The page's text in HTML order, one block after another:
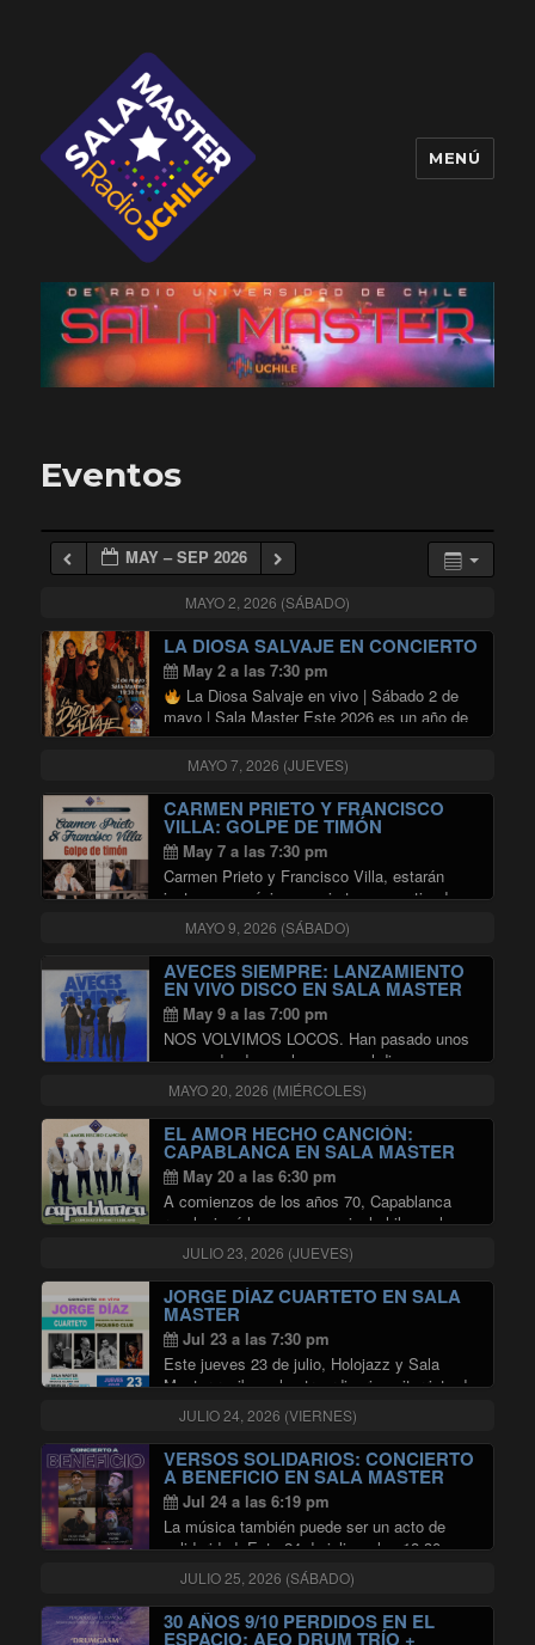
Sala Master
MENÚ
Eventos
MAY – SEP 2026
MAYO 2, 2026 (SÁBADO)
LA DIOSA SALVAJE EN CONCIERTO
May 2 a las 7:30 pm
La Diosa Salvaje en vivo | Sábado 2 de
mayo | Sala Master Este 2026 es un año de
hitos para La Diosa Salvaje. Luego de la
grabación de nuestro disco “El pez lloró” …
Continuar leyendo"LA DIOSA SALVAJE EN
MAYO 7, 2026 (JUEVES)
CARMEN PRIETO Y FRANCISCO
VILLA: GOLPE DE TIMÓN
May 7 a las 7:30 pm
Carmen Prieto y Francisco Villa, estarán
juntos en un único concierto compartiendo
tanto canciones del repertorio
latinoamericano, como las que cada uno
cultiva y desarrolla por separado. Son
amigos y colegas desde hace 35 años …
Continuar leyendo"CARMEN PRIETO Y
MAYO 9, 2026 (SÁBADO)
AVECES SIEMPRE: LANZAMIENTO
EN VIVO DISCO EN SALA MASTER
May 9 a las 7:00 pm
NOS VOLVIMOS LOCOS. Han pasado unos
meses desde que lanzamos el disco y
queremos llevarlo a donde al escenario. ¿Y
qué mejor lugar que la Sala Master para eso?
Vamos a tocar el disco en …
Continuar leyendo"AVECES SIEMPRE:
MAYO 20, 2026 (MIÉRCOLES)
EL AMOR HECHO CANCIÓN:
CAPABLANCA EN SALA MASTER
May 20 a las 6:30 pm
A comienzos de los años 70, Capablanca
revolucionó la escena musical chilena al
convertirse en uno de los principales
exponentes de la balada romántica.
Liderados por Carlos Baeza, el grupo alcanzó
gran éxito con temas …Continuar leyendo"EL
JULIO 23, 2026 (JUEVES)
JORGE DÍAZ CUARTETO EN SALA
MASTER
Jul 23 a las 7:30 pm
Este jueves 23 de julio, Holojazz y Sala
Master reciben al extraordinario guitarrista de
jazz Jorge Díaz y al baterista Jimmy
Zambrano, quienes junto a Hugo Rojas en
bajo y a Edgardo Campos en piano, …
Continuar leyendo"JORGE DÍAZ CUARTETO EN
JULIO 24, 2026 (VIERNES)
VERSOS SOLIDARIOS: CONCIERTO
A BENEFICIO EN SALA MASTER
Jul 24 a las 6:19 pm
La música también puede ser un acto de
solidaridad. Este 24 de julio, a las 18:30
horas, la Sala Master de Radio Universidad
de Chile abrirá sus puertas para un concierto
a beneficio destinado a …Continuar leyendo
JULIO 25, 2026 (SÁBADO)
30 AÑOS 9/10 PERDIDOS EN EL
ESPACIO: AEO DRUM TRÍO +